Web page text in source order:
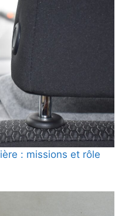
: missions et rôle